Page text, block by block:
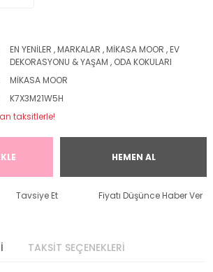
EN YENİLER ,MARKALAR ,MİKASA MOOR ,EV
DEKORASYONU & YAŞAM , ODA KOKULARI
MİKASA MOOR
K7X3M21W5H
taksitlerle!
HEMEN AL
Tavsiye Et Fiyatı Düşünce Haber Ver
TAKSİT SEÇENEKLERİ